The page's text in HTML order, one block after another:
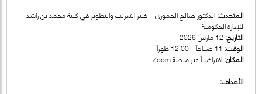
المتحدث:الدكتور صالح الحموري – خبير التدريب والتطوير في كلية محمد بن راشد
للإدارة الحكومية
التاريخ: 12 مارس 2026
الوقت: 11 صباحاً – 12:00 ظهراً
المكان:افتراضياً عبر منصة Zoom
الأهداف: